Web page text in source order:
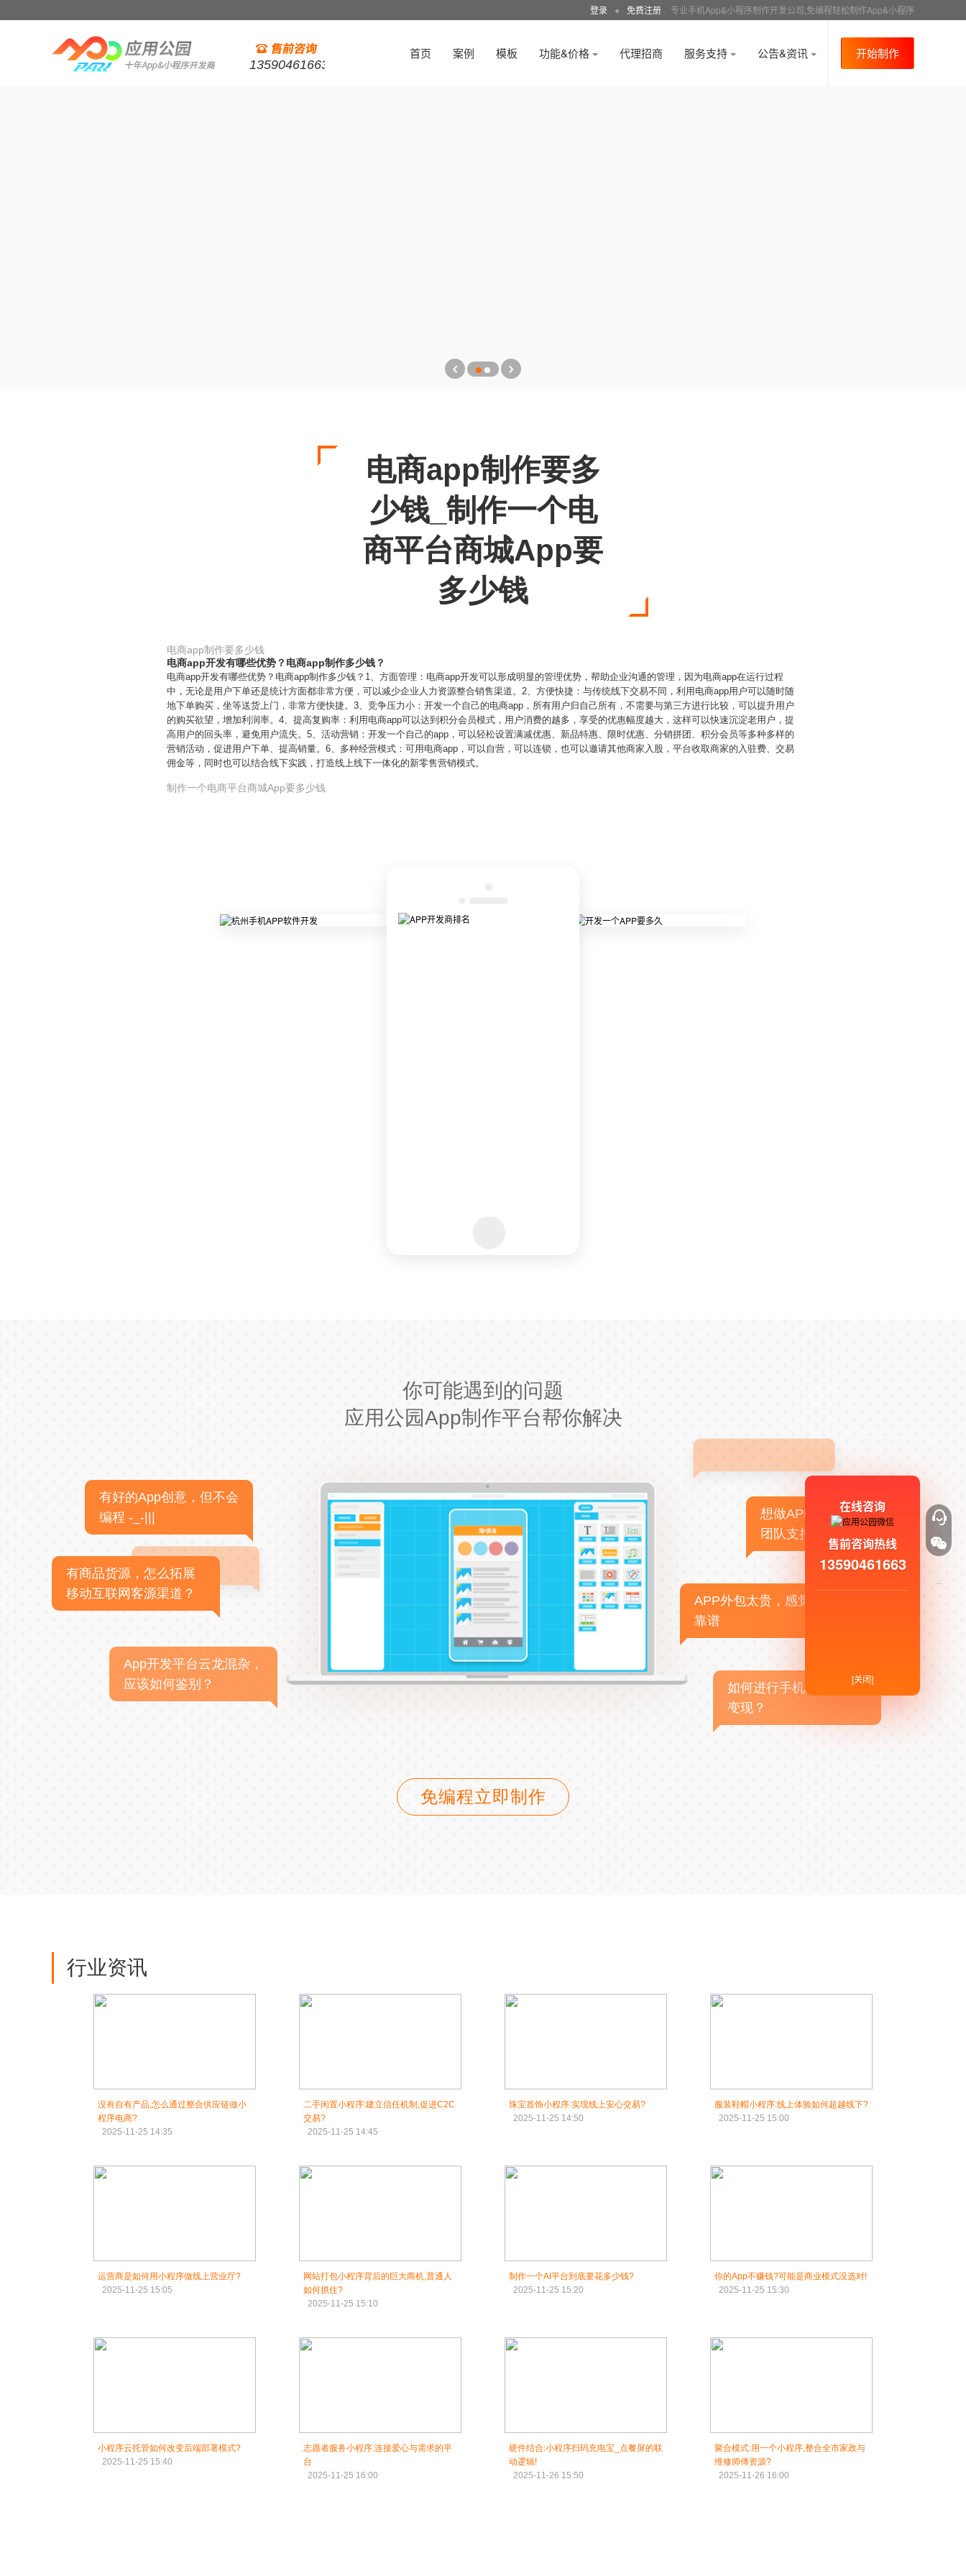
登录 ● 免费注册 专业手机App&小程序制作开发公司,免编程轻松制作App&小程序
13590461663
首页 案例 模板 功能&价格 代理招商 服务支持 公告&资讯 开始制作
电商app制作要多
少钱_制作一个电
商平台商城App要
多少钱
电商app制作要多少钱
电商app开发有哪些优势？电商app制作多少钱？
电商app开发有哪些优势？电商app制作多少钱？1、方面管理：电商app开发可以形成明显的管理优势，帮助企业沟通的管理，因为电商app在运行过程
中，无论是用户下单还是统计方面都非常方便，可以减少企业人力资源整合销售渠道。2、方便快捷：与传统线下交易不同，利用电商app用户可以随时随
地下单购买，坐等送货上门，非常方便快捷。3、竞争压力小：开发一个自己的电商app，所有用户归自己所有，不需要与第三方进行比较，可以提升用户
的购买欲望，增加利润率。4、提高复购率：利用电商app可以达到积分会员模式，用户消费的越多，享受的优惠幅度越大，这样可以快速沉淀老用户，提
高用户的回头率，避免用户流失。5、活动营销：开发一个自己的app，可以轻松设置满减优惠、新品特惠、限时优惠、分销拼团、积分会员等多种多样的
营销活动，促进用户下单、提高销量。6、多种经营模式：可用电商app，可以自营，可以连锁，也可以邀请其他商家入股，平台收取商家的入驻费、交易
佣金等，同时也可以结合线下实践，打造线上线下一体化的新零售营销模式。
制作一个电商平台商城App要多少钱
你可能遇到的问题
应用公园App制作平台帮你解决
有好的App创意，但不会
编程 -_-|||
有商品货源，怎么拓展
移动互联网客源渠道？
App开发平台云龙混杂，
应该如何鉴别？
想做APP，但没有技术
团队支持
APP外包太贵，感觉不
靠谱
如何进行手机APP商业
变现？
免编程立即制作
行业资讯
没有自有产品,怎么通过整合供应链做小
程序电商?
2025-11-25 14:35
二手闲置小程序:建立信任机制,促进C2C
交易?
2025-11-25 14:45
珠宝首饰小程序:实现线上安心交易?
2025-11-25 14:50
服装鞋帽小程序:线上体验如何超越线下?
2025-11-25 15:00
运营商是如何用小程序做线上营业厅?
2025-11-25 15:05
网站打包小程序背后的巨大商机,普通人
如何抓住?
2025-11-25 15:10
制作一个AI平台到底要花多少钱?
2025-11-25 15:20
你的App不赚钱?可能是商业模式没选对!
2025-11-25 15:30
小程序云托管如何改变后端部署模式?
2025-11-25 15:40
志愿者服务小程序:连接爱心与需求的平
台
2025-11-25 16:00
硬件结合:小程序扫码充电宝_点餐屏的联
动逻辑!
2025-11-26 15:50
聚合模式:用一个小程序,整合全市家政与
维修师傅资源?
2025-11-26 16:00
在线咨询
售前咨询热线
13590461663
[关闭]